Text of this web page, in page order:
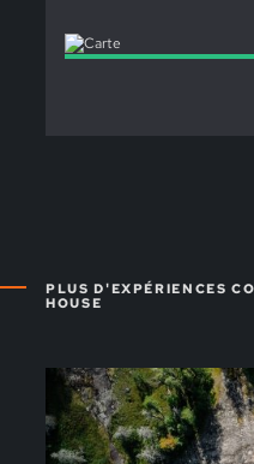
PLUS D'EXPÉRIENCES
HOUSE